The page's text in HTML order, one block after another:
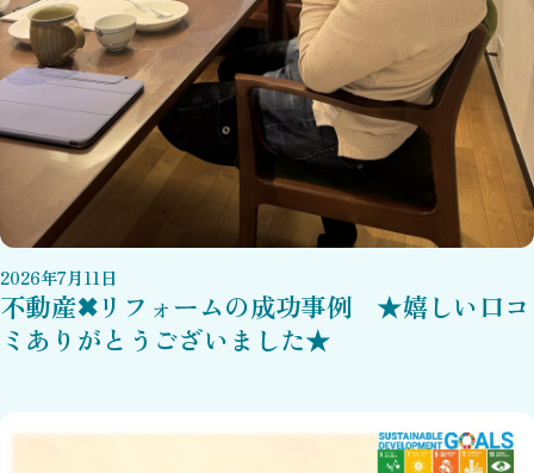
2026年7月11日
不動産✖リフォームの成功事例 ★嬉しい口コ
ミありがとうございました★